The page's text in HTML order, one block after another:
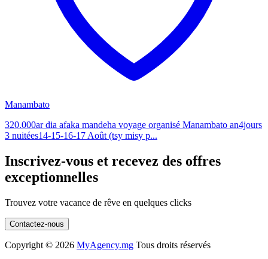
Manambato
320.000ar dia afaka mandeha voyage organisé Manambato an4jours
3 nuitées14-15-16-17 Août (tsy misy p...
Inscrivez-vous et recevez des offres
exceptionnelles
Trouvez votre vacance de rêve en quelques clicks
Contactez-nous
Copyright © 2026 MyAgency.mg Tous droits réservés